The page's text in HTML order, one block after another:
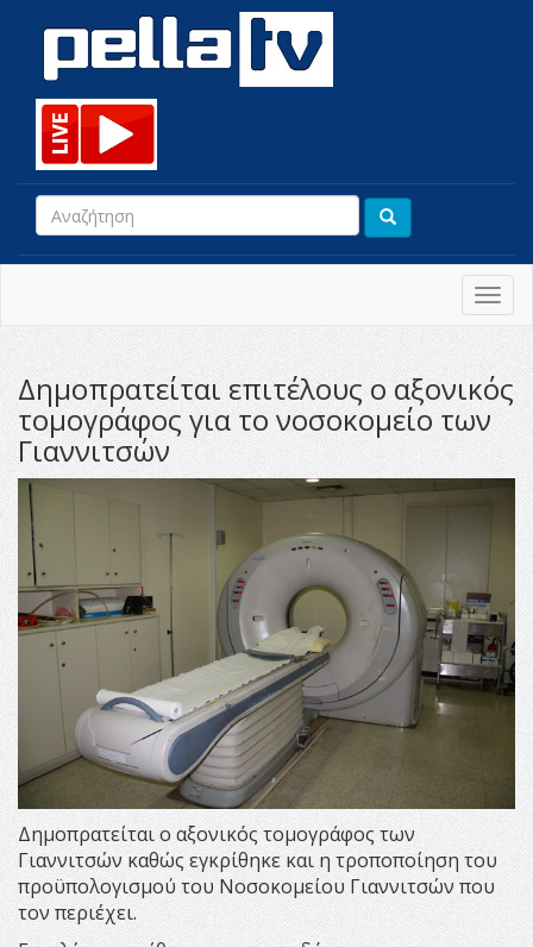
Δημοπρατείται επιτέλους ο αξονικός
τομογράφος για το νοσοκομείο των
Γιαννιτσών
Δημοπρατείται ο αξονικός τομογράφος των
Γιαννιτσών καθώς εγκρίθηκε και η τροποποίηση του
προϋπολογισμού του Νοσοκομείου Γιαννιτσών που
τον περιέχει.